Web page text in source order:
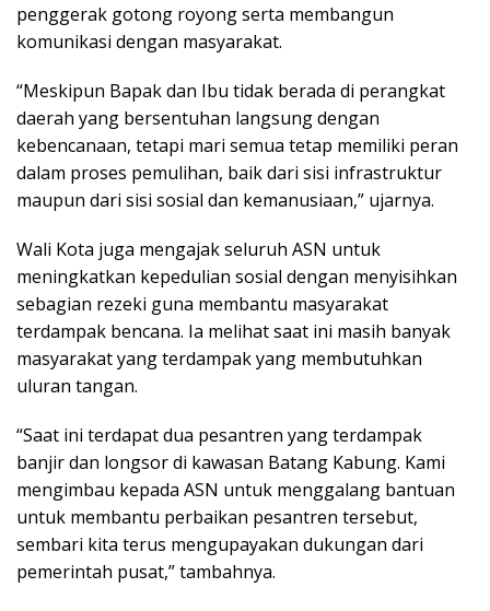
penggerak gotong royong serta membangun
komunikasi dengan masyarakat.
“Meskipun Bapak dan Ibu tidak berada di perangkat
daerah yang bersentuhan langsung dengan
kebencanaan, tetapi mari semua tetap memiliki peran
dalam proses pemulihan, baik dari sisi infrastruktur
maupun dari sisi sosial dan kemanusiaan,” ujarnya.
Wali Kota juga mengajak seluruh ASN untuk
meningkatkan kepedulian sosial dengan menyisihkan
sebagian rezeki guna membantu masyarakat
terdampak bencana. Ia melihat saat ini masih banyak
masyarakat yang terdampak yang membutuhkan
uluran tangan.
“Saat ini terdapat dua pesantren yang terdampak
banjir dan longsor di kawasan Batang Kabung. Kami
mengimbau kepada ASN untuk menggalang bantuan
untuk membantu perbaikan pesantren tersebut,
sembari kita terus mengupayakan dukungan dari
pemerintah pusat,” tambahnya.